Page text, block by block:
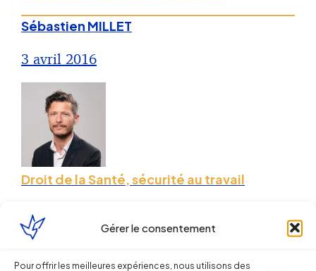
Gérer le consentement
Pour offrir les meilleures expériences, nous utilisons des
Sébastien MILLET
3 avril 2016
Droit de la Santé, sécurité au travail
De nouvelles mesures pour renforcer
la sûreté des établissements
SEVESO